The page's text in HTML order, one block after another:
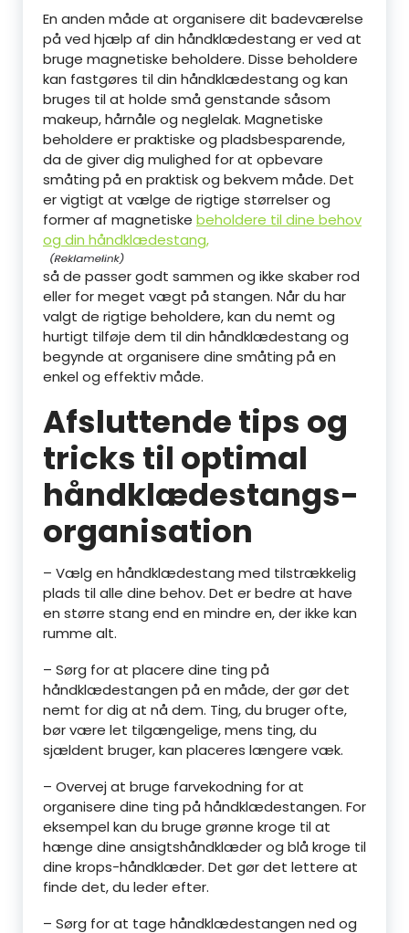
En anden måde at organisere dit badeværelse
på ved hjælp af din håndklædestang er ved at
bruge magnetiske beholdere. Disse beholdere
kan fastgøres til din håndklædestang og kan
bruges til at holde små genstande såsom
makeup, hårnåle og neglelak. Magnetiske
beholdere er praktiske og pladsbesparende,
da de giver dig mulighed for at opbevare
småting på en praktisk og bekvem måde. Det
er vigtigt at vælge de rigtige størrelser og
former af magnetiske beholdere til dine behov
og din håndklædestang,
så de passer godt sammen og ikke skaber rod
eller for meget vægt på stangen. Når du har
valgt de rigtige beholdere, kan du nemt og
hurtigt tilføje dem til din håndklædestang og
begynde at organisere dine småting på en
enkel og effektiv måde.
Afsluttende tips og
tricks til optimal
håndklædestangs-
organisation
– Vælg en håndklædestang med tilstrækkelig
plads til alle dine behov. Det er bedre at have
en større stang end en mindre en, der ikke kan
rumme alt.
– Sørg for at placere dine ting på
håndklædestangen på en måde, der gør det
nemt for dig at nå dem. Ting, du bruger ofte,
bør være let tilgængelige, mens ting, du
sjældent bruger, kan placeres længere væk.
– Overvej at bruge farvekodning for at
organisere dine ting på håndklædestangen. For
eksempel kan du bruge grønne kroge til at
hænge dine ansigtshåndklæder og blå kroge til
dine krops-håndklæder. Det gør det lettere at
finde det, du leder efter.
– Sørg for at tage håndklædestangen ned og